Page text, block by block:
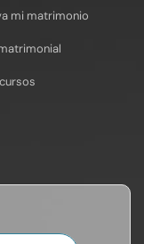
mi matrimonio